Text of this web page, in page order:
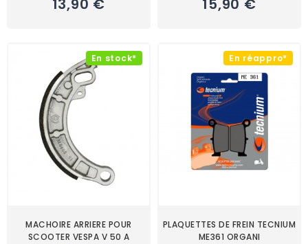
13,90 € 15,90 €
En stock*
MACHOIRE ARRIERE POUR
SCOOTER VESPA V 50 A
En réappro*
PLAQUETTES DE FREIN TECNIUM
ME361 ORGANI